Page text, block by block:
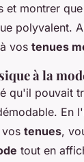
et montrer
polyvalent.
vos tenues
à la
qu'il pouvait
En
vos tenues,
tout en